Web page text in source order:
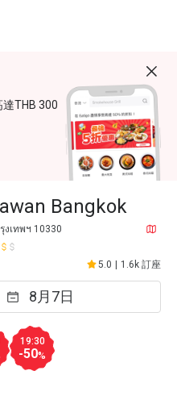
THB 300
Bangkok
เทพฯ 10330
5.0 1.6k 訂座
19:30
-50%